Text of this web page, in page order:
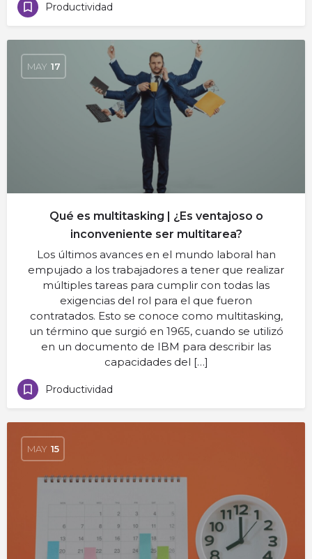
Productividad
MAY 17
Qué es multitasking | ¿Es ventajoso o
inconveniente ser multitarea?
Los últimos avances en el mundo laboral han
empujado a los trabajadores a tener que realizar
múltiples tareas para cumplir con todas las
exigencias del rol para el que fueron
contratados. Esto se conoce como multitasking,
un término que surgió en 1965, cuando se utilizó
en un documento de IBM para describir las
capacidades del […]
Productividad
MAY 15